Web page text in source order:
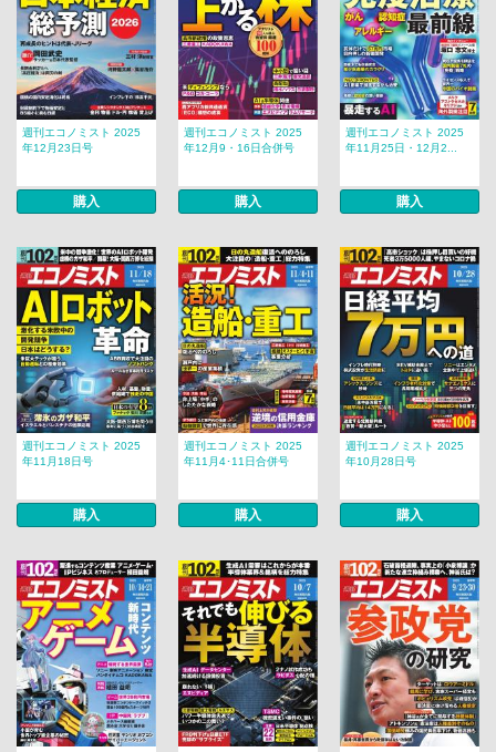
週刊エコノミスト 2025
年12月23日号
購入
週刊エコノミスト 2025
年12月9・16日合併号
購入
週刊エコノミスト 2025
年11月25日・12月2...
購入
週刊エコノミスト 2025
年11月18日号
購入
週刊エコノミスト 2025
年11月4･11日合併号
購入
週刊エコノミスト 2025
年10月28日号
購入